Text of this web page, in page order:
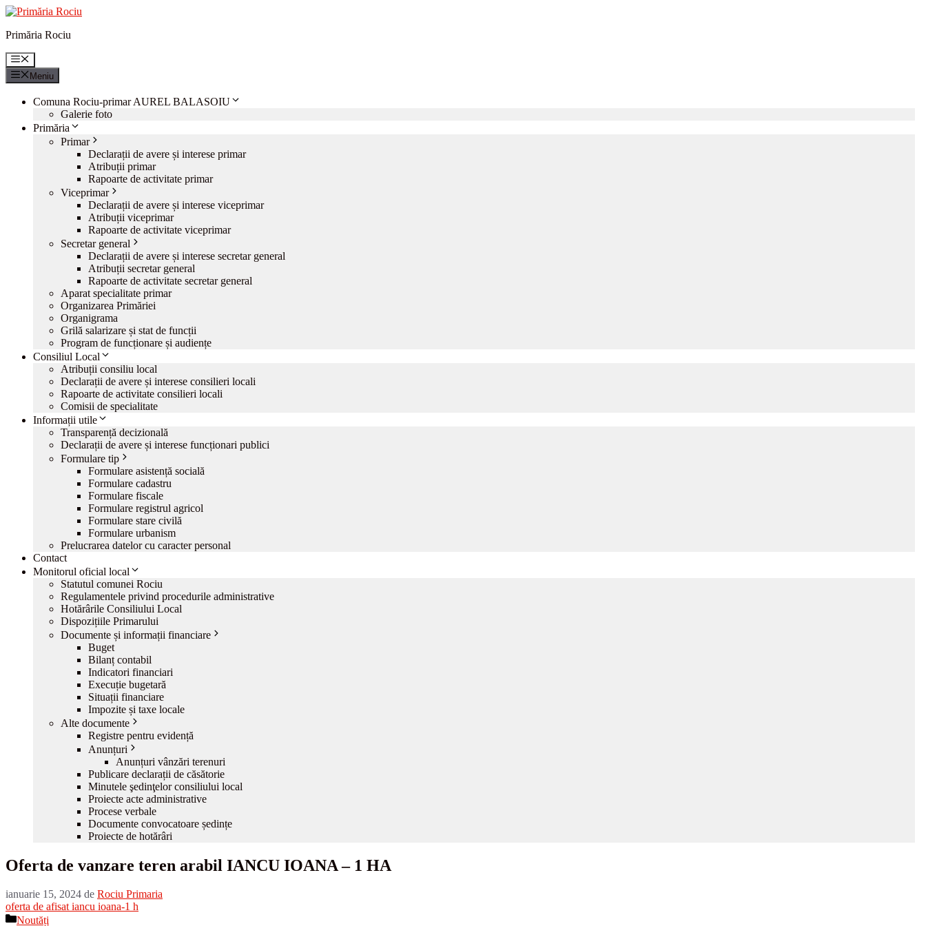
Sari
conținut
Primăria Rociu
Meniu
Meniu
Comuna Rociu-primar AUREL BALASOIU
Galerie foto
Primăria
Primar
Declarații de avere și interese primar
Atribuții primar
Rapoarte de activitate primar
Viceprimar
Declarații de avere și interese viceprimar
Atribuții viceprimar
Rapoarte de activitate viceprimar
Secretar general
Declarații de avere și interese secretar general
Atribuții secretar general
Rapoarte de activitate secretar general
Aparat specialitate primar
Organizarea Primăriei
Organigrama
Grilă salarizare și stat de funcții
Program de funcționare și audiențe
Consiliul Local
Atribuții consiliu local
Declarații de avere și interese consilieri locali
Rapoarte de activitate consilieri locali
Comisii de specialitate
Informații utile
Transparență decizională
Declarații de avere și interese funcționari publici
Formulare tip
Formulare asistență socială
Formulare cadastru
Formulare fiscale
Formulare registrul agricol
Formulare stare civilă
Formulare urbanism
Prelucrarea datelor cu caracter personal
Contact
Monitorul oficial local
Statutul comunei Rociu
Regulamentele privind procedurile administrative
Hotărârile Consiliului Local
Dispozițiile Primarului
Documente și informații financiare
Buget
Bilanț contabil
Indicatori financiari
Execuție bugetară
Situații financiare
Impozite și taxe locale
Alte documente
Registre pentru evidență
Anunțuri
Anunțuri vânzări terenuri
Publicare declarații de căsătorie
Minutele şedinţelor consiliului local
Proiecte acte administrative
Procese verbale
Documente convocatoare ședințe
Proiecte de hotărâri
Oferta de vanzare teren arabil IANCU IOANA – 1 HA
ianuarie 15, 2024 de Rociu Primaria
oferta de afisat iancu ioana-1 h
Categorii
Noutăți